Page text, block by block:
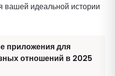
вашей идеальной истории
приложения для
отношений в 2025